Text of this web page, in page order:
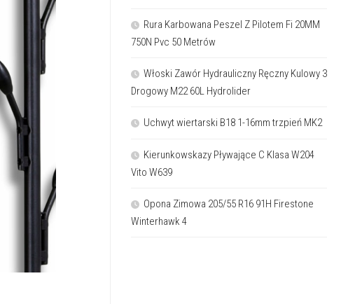
Rura Karbowana Peszel Z Pilotem Fi 20MM
750N Pvc 50 Metrów
Włoski Zawór Hydrauliczny Ręczny Kulowy 3
Drogowy M22 60L Hydrolider
Uchwyt wiertarski B18 1-16mm trzpień MK2
Kierunkowskazy Pływające C Klasa W204
Vito W639
Opona Zimowa 205/55 R16 91H Firestone
Winterhawk 4